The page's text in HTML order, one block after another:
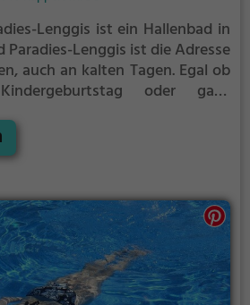
Lenggis ist ein Hallenbad in
Paradies-Lenggis ist die Adresse
auch an kalten Tagen. Egal ob
oder ganz
auf seine Kosten.